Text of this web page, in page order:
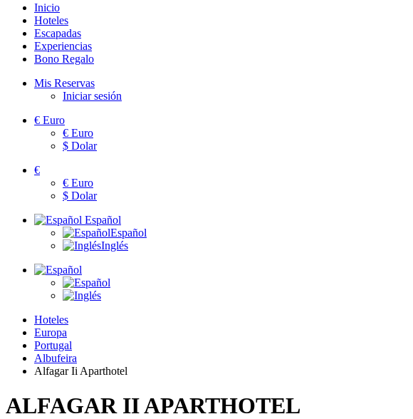
Inicio
Hoteles
Escapadas
Experiencias
Bono Regalo
Mis Reservas
Iniciar sesión
€ Euro
€ Euro
$ Dolar
€
€ Euro
$ Dolar
Español
Español
Inglés
Hoteles
Europa
Portugal
Albufeira
Alfagar Ii Aparthotel
ALFAGAR II APARTHOTEL